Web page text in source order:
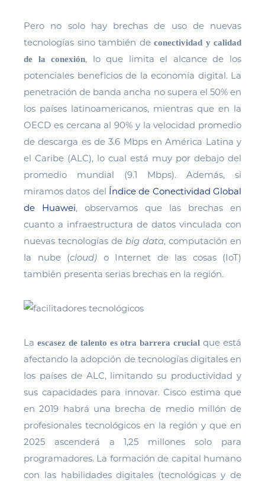
Pero no solo hay brechas de uso de nuevas
tecnologías sino también de conectividad y calidad
de la conexión, lo que limita el alcance de los
potenciales beneficios de la economía digital. La
penetración de banda ancha no supera el 50% en
los países latinoamericanos, mientras que en la
OECD es cercana al 90% y la velocidad promedio
de descarga es de 3.6 Mbps en América Latina y
el Caribe (ALC), lo cual está muy por debajo del
promedio mundial (9.1 Mbps). Además, si
miramos datos del Índice de Conectividad Global
de Huawei, observamos que las brechas en
cuanto a infraestructura de datos vinculada con
nuevas tecnologías de big data, computación en
la nube (cloud) o Internet de las cosas (IoT)
también presenta serias brechas en la región.
La escasez de talento es otra barrera crucial que está
afectando la adopción de tecnologías digitales en
los países de ALC, limitando su productividad y
sus capacidades para innovar. Cisco estima que
en 2019 habrá una brecha de medio millón de
profesionales tecnológicos en la región y que en
2025 ascenderá a 1,25 millones solo para
programadores. La formación de capital humano
con las habilidades digitales (tecnológicas y de